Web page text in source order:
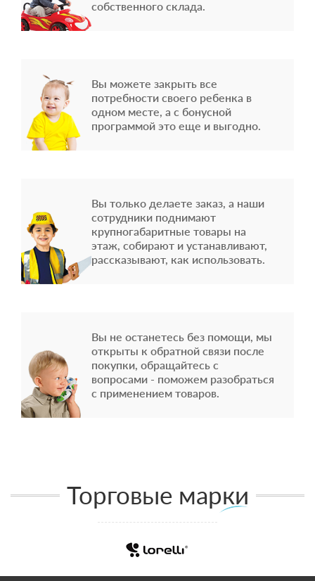
собственного склада.
Вы можете закрыть все
потребности своего ребенка в
одном месте, а с бонусной
программой это еще и выгодно.
Вы только делаете заказ, а наши
сотрудники поднимают
крупногабаритные товары на
этаж, собирают и устанавливают,
рассказывают, как использовать.
Вы не останетесь без помощи, мы
открыты к обратной связи после
покупки, обращайтесь с
вопросами - поможем разобраться
с применением товаров.
Торговые марки